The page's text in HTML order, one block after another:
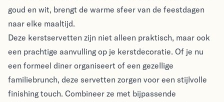
goud en wit, brengt de warme sfeer van de feestdagen
naar elke maaltijd.
Deze kerstservetten zijn niet alleen praktisch, maar ook
een prachtige aanvulling op je kerstdecoratie. Of je nu
een formeel diner organiseert of een gezellige
familiebrunch, deze servetten zorgen voor een stijlvolle
finishing touch. Combineer ze met bijpassende